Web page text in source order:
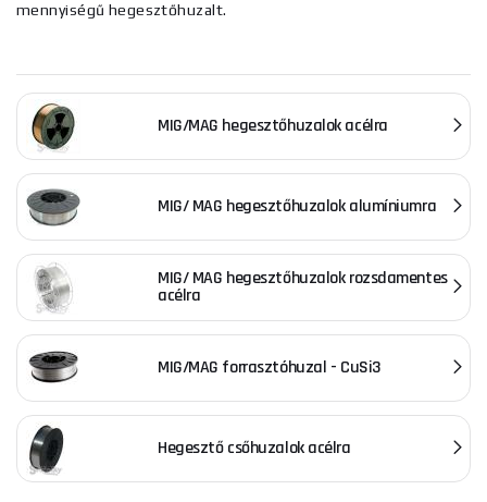
mennyiségű hegesztőhuzalt.
MIG/MAG hegesztőhuzalok acélra
MIG/ MAG hegesztőhuzalok alumíniumra
MIG/ MAG hegesztőhuzalok rozsdamentes
acélra
MIG/MAG forrasztóhuzal - CuSi3
Hegesztő csőhuzalok acélra